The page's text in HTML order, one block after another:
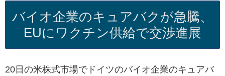
バイオ企業のキュアバクが急騰、
EUにワクチン供給で交渉進展
20日の米株式市場でドイツのバイオ企業のキュアバ